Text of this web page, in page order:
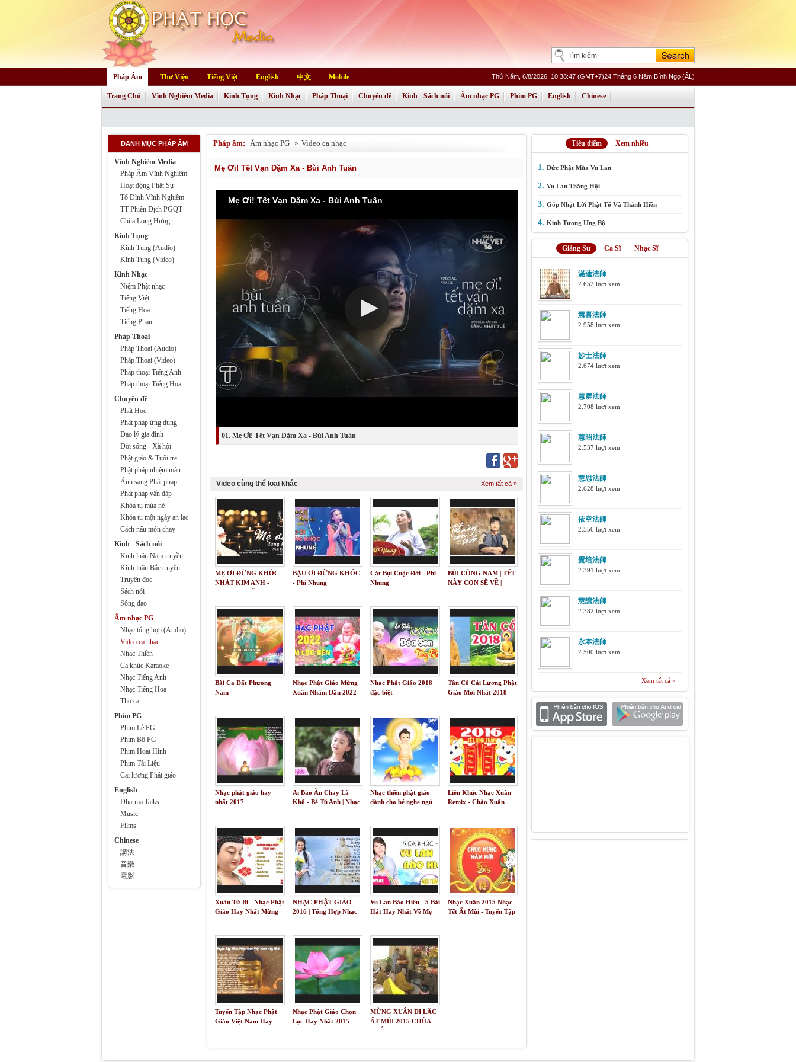
Pháp Âm Thư Viện Tiếng Việt English 中文 Mobile Thứ Năm, 6/8/2026, 10:38:47 (GMT+7)24 Tháng 6 Năm Bính Ngọ (ÂL)
Trang Chủ Vĩnh Nghiêm Media Kinh Tụng Kinh Nhạc Pháp Thoại Chuyên đề Kinh - Sách nói Âm nhạc PG Phim PG English Chinese
DANH MỤC PHÁP ÂM
Vĩnh Nghiêm Media
Pháp Âm Vĩnh Nghiêm
Hoạt động Phật Sự
Tổ Đình Vĩnh Nghiêm
TT Phiên Dịch PGQT
Chùa Long Hưng
Kinh Tụng
Kinh Tụng (Audio)
Kinh Tụng (Video)
Kinh Nhạc
Niệm Phật nhạc
Tiêng Việt
Tiếng Hoa
Tiếng Phạn
Pháp Thoại
Pháp Thoại (Audio)
Pháp Thoại (Video)
Pháp thoại Tiếng Anh
Pháp thoại Tiếng Hoa
Chuyên đề
Phật Học
Phật pháp ứng dụng
Đạo lý gia đình
Đời sống - Xã hội
Phật giáo & Tuổi trẻ
Phật pháp nhiệm màu
Ánh sáng Phật pháp
Phật pháp vấn đáp
Khóa tu mùa hè
Khóa tu một ngày an lạc
Cách nấu món chay
Kinh - Sách nói
Kinh luận Nam truyền
Kinh luận Bắc truyền
Truyện đọc
Sách nói
Sống đạo
Âm nhạc PG
Nhạc tổng hợp (Audio)
Video ca nhạc
Nhạc Thiền
Ca khúc Karaoke
Nhạc Tiếng Anh
Nhạc Tiếng Hoa
Thơ ca
Phim PG
Phim Lẻ PG
Phim Bộ PG
Phim Hoạt Hình
Phim Tài Liệu
Cải lương Phật giáo
English
Dharma Talks
Music
Films
Chinese
講法
音樂
電影
Pháp âm: Âm nhạc PG » Video ca nhạc
Mẹ Ơi! Tết Vạn Dặm Xa - Bùi Anh Tuấn
Mẹ Ơi! Tết Vạn Dặm Xa - Bùi Anh Tuấn
01. Mẹ Ơi! Tết Vạn Dặm Xa - Bùi Anh Tuấn
Video cùng thể loại khác Xem tất cả »
MẸ ƠI ĐỪNG KHÓC -
NHẬT KIM ANH -
THƯƠNG YÊU CON
BẬU ƠI ĐỪNG KHÓC
- Phi Nhung
Cát Bụi Cuộc Đời - Phi
Nhung
BÙI CÔNG NAM | TẾT
NÀY CON SẼ VỀ |
Bài Ca Đất Phương
Nam
Nhạc Phật Giáo Mừng
Xuân Nhâm Dần 2022 -
Nhạc Phật Giáo 2018
đặc biệt
Tân Cổ Cải Lương Phật
Giáo Mới Nhất 2018
Nhạc phật giáo hay
nhất 2017
Ai Bảo Ăn Chay Là
Khổ - Bé Tú Anh | Nhạc
Nhạc thiền phật giáo
dành cho bé nghe ngủ
Liên Khúc Nhạc Xuân
Remix - Chào Xuân
Những Ngày Tết "
Xuân Từ Bi - Nhạc Phật
Giáo Hay Nhất Mừng
NHẠC PHẬT GIÁO
2016 | Tổng Hợp Nhạc
Vu Lan Báo Hiếu - 5 Bài
Hát Hay Nhất Về Mẹ
Nhạc Xuân 2015 Nhạc
Tết Ất Mùi - Tuyển Tập
Tuyển Tập Nhạc Phật
Giáo Việt Nam Hay
Nhạc Phật Giáo Chọn
Lọc Hay Nhất 2015
MỪNG XUÂN DI LẶC
ẤT MÙI 2015 CHÙA
MONTE CA 91732
ngày 19-02-2015
Tiêu điểm Xem nhiều
1. Đức Phật Mùa Vu Lan
2. Vu Lan Thắng Hội
3. Góp Nhặt Lời Phật Tổ Và Thánh Hiền
4. Kinh Tương Ưng Bộ
Giảng Sư Ca Sĩ Nhạc Sĩ
滿蓮法師
2.652 lượt xem
慧喜法師
2.958 lượt xem
妙士法師
2.674 lượt xem
慧屏法師
2.708 lượt xem
慧昭法師
2.537 lượt xem
慧思法師
2.628 lượt xem
依空法師
2.556 lượt xem
覺培法師
2.391 lượt xem
慧讓法師
2.382 lượt xem
永本法師
2.500 lượt xem
Xem tất cả »